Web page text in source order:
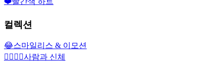
컬렉션
😂스마일리스 & 이모션
👩‍❤️‍💋‍👨사람과 신체